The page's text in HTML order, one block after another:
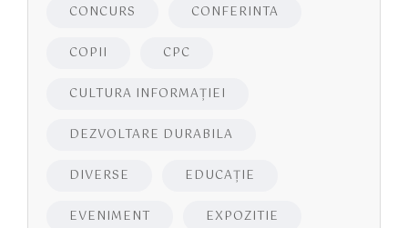
CONCURS CONFERINTA
COPII CPC
CULTURA INFORMAŢIEI
DEZVOLTARE DURABILA
DIVERSE EDUCAŢIE
EVENIMENT EXPOZITIE